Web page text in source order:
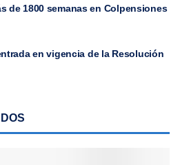
de 1800 semanas en Colpensiones
en vigencia de la Resolución